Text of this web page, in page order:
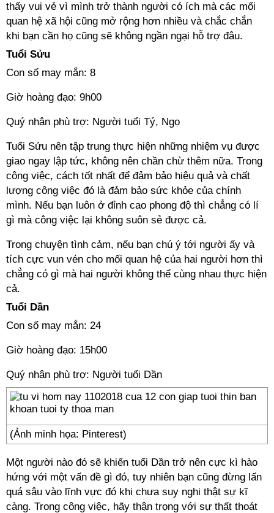
thấy vui vẻ vì mình trở thành người có ích mà các mối
quan hệ xã hội cũng mở rộng hơn nhiều và chắc chắn
khi bạn cần họ cũng sẽ không ngần ngại hỗ trợ đâu.
Tuổi Sửu
Con số may mắn: 8
Giờ hoàng đạo: 9h00
Quý nhân phù trợ: Người tuổi Tý, Ngọ
Tuổi Sửu nên tập trung thực hiện những nhiệm vụ được
giao ngay lập tức, không nên chần chừ thêm nữa. Trong
công việc, cách tốt nhất để đảm bảo hiệu quả và chất
lượng công việc đó là đảm bảo sức khỏe của chính
mình. Nếu bạn luôn ở đỉnh cao phong độ thì chẳng có lí
gì mà công việc lại không suôn sẻ được cả.
Trong chuyện tình cảm, nếu bạn chú ý tới người ấy và
tích cực vun vén cho mối quan hệ của hai người hơn thì
chẳng có gì mà hai người không thể cùng nhau thực hiện
cả.
Tuổi Dần
Con số may mắn: 24
Giờ hoàng đạo: 15h00
Quý nhân phù trợ: Người tuổi Dần
(Ảnh minh họa: Pinterest)
Một người nào đó sẽ khiến tuổi Dần trở nên cực kì hào
hứng với một vấn đề gì đó, tuy nhiên bạn cũng đừng lấn
quá sâu vào lĩnh vực đó khi chưa suy nghi thật sự kĩ
càng. Trong công việc, hãy thận trọng với sự thất thoát